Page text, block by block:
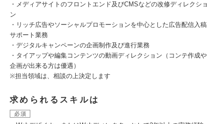
・メディアサイトのフロントエンド及びCMSなどの改修ディレクショ
ン
・リッチ広告やソーシャルプロモーションを中心とした広告配信入稿
サポート業務
・デジタルキャンペーンの企画制作及び進行業務
・タイアップや編集コンテンツの動画ディレクション（コンテ作成や
企画が出来る方は優遇）
※担当領域は、相談の上決定します
求められるスキルは
必須